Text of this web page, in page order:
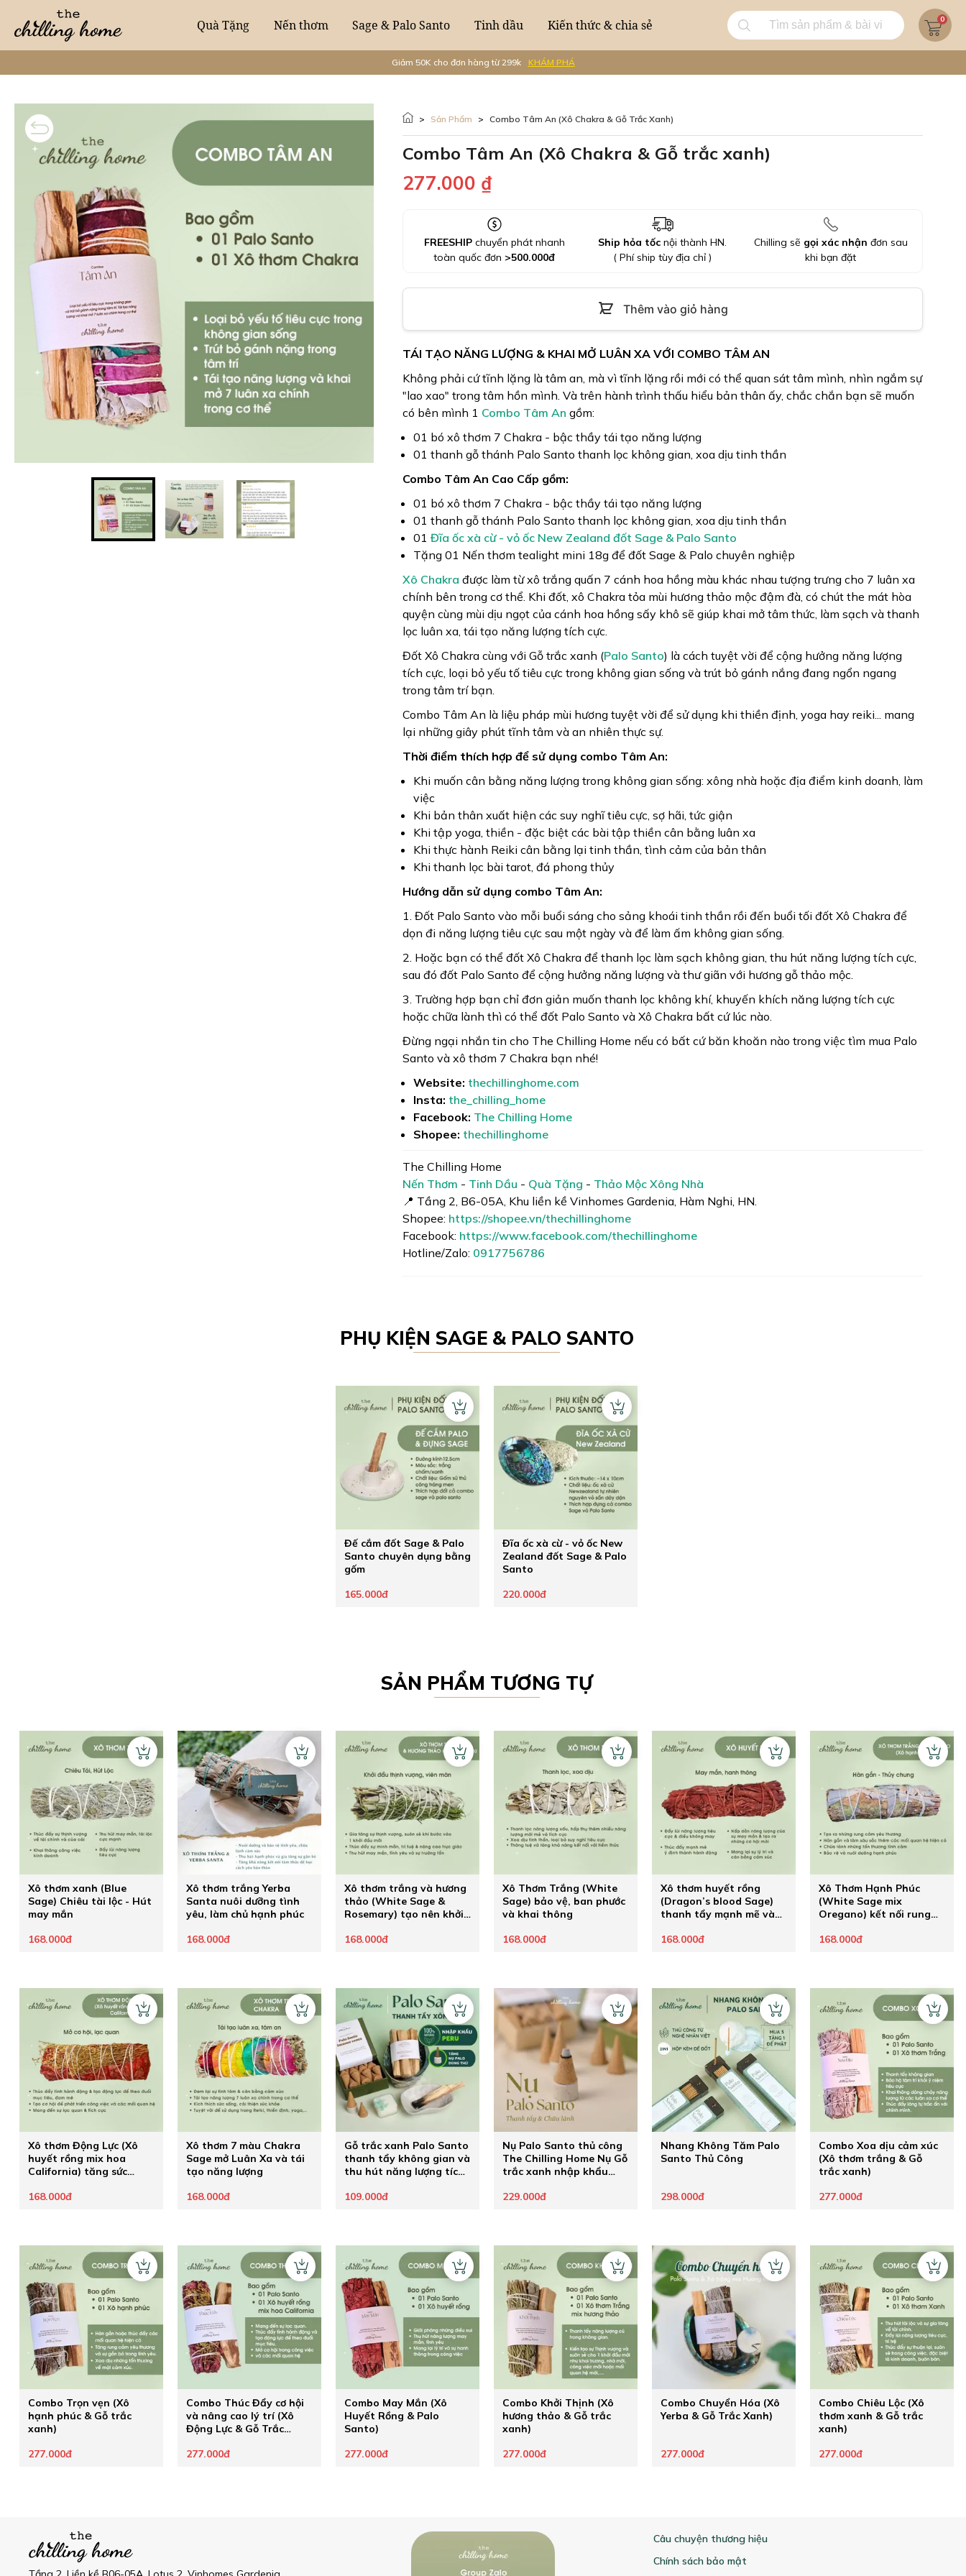
Quà Tặng Nến thơm Sage & Palo Santo Tinh dầu Kiến thức & chia sẻ 0
Giảm 50K cho đơn hàng từ 299k KHÁM PHÁ
> Sản Phẩm > Combo Tâm An (Xô Chakra & Gỗ Trắc Xanh)
Combo Tâm An (Xô Chakra & Gỗ trắc xanh)
277.000 ₫
FREESHIPchuyển phát nhanh
toàn quốc đơn >500.000đ
Ship hỏa tốc nội thành HN.
( Phí ship tùy địa chỉ )
Chilling sẽ gọi xác nhận đơn sau
khi bạn đặt
Thêm vào giỏ hàng
TÁI TẠO NĂNG LƯỢNG & KHAI MỞ LUÂN XA VỚI COMBO TÂM AN
Không phải cứ tĩnh lặng là tâm an, mà vì tĩnh lặng rồi mới có thể quan sát tâm mình, nhìn ngắm sự
"lao xao" trong tâm hồn mình. Và trên hành trình thấu hiểu bản thân ấy, chắc chắn bạn sẽ muốn
có bên mình 1 Combo Tâm An gồm:
01 bó xô thơm 7 Chakra - bậc thầy tái tạo năng lượng
01 thanh gỗ thánh Palo Santo thanh lọc không gian, xoa dịu tinh thần
Combo Tâm An Cao Cấp gồm:
01 bó xô thơm 7 Chakra - bậc thầy tái tạo năng lượng
01 thanh gỗ thánh Palo Santo thanh lọc không gian, xoa dịu tinh thần
01 Đĩa ốc xà cừ - vỏ ốc New Zealand đốt Sage & Palo Santo
Tặng 01 Nến thơm tealight mini 18g để đốt Sage & Palo chuyên nghiệp
Xô Chakra được làm từ xô trắng quấn 7 cánh hoa hồng màu khác nhau tượng trưng cho 7 luân xa
chính bên trong cơ thể. Khi đốt, xô Chakra tỏa mùi hương thảo mộc đậm đà, có chút the mát hòa
quyện cùng mùi dịu ngọt của cánh hoa hồng sấy khô sẽ giúp khai mở tâm thức, làm sạch và thanh
lọc luân xa, tái tạo năng lượng tích cực.
Đốt Xô Chakra cùng với Gỗ trắc xanh (Palo Santo) là cách tuyệt vời để cộng hưởng năng lượng
tích cực, loại bỏ yếu tố tiêu cực trong không gian sống và trút bỏ gánh nắng đang ngổn ngang
trong tâm trí bạn.
Combo Tâm An là liệu pháp mùi hương tuyệt vời để sử dụng khi thiền định, yoga hay reiki... mang
lại những giây phút tĩnh tâm và an nhiên thực sự.
Thời điểm thích hợp để sử dụng combo Tâm An:
Khi muốn cân bằng năng lượng trong không gian sống: xông nhà hoặc địa điểm kinh doanh, làm
việc
Khi bản thân xuất hiện các suy nghĩ tiêu cực, sợ hãi, tức giận
Khi tập yoga, thiền - đặc biệt các bài tập thiền cân bằng luân xa
Khi thực hành Reiki cân bằng lại tinh thần, tình cảm của bản thân
Khi thanh lọc bài tarot, đá phong thủy
Hướng dẫn sử dụng combo Tâm An:
1. Đốt Palo Santo vào mỗi buổi sáng cho sảng khoái tinh thần rồi đến buổi tối đốt Xô Chakra để
dọn đi năng lượng tiêu cực sau một ngày và để làm ấm không gian sống.
2. Hoặc bạn có thể đốt Xô Chakra để thanh lọc làm sạch không gian, thu hút năng lượng tích cực,
sau đó đốt Palo Santo để cộng hưởng năng lượng và thư giãn với hương gỗ thảo mộc.
3. Trường hợp bạn chỉ đơn giản muốn thanh lọc không khí, khuyến khích năng lượng tích cực
hoặc chữa lành thì có thể đốt Palo Santo và Xô Chakra bất cứ lúc nào.
Đừng ngại nhắn tin cho The Chilling Home nếu có bất cứ băn khoăn nào trong việc tìm mua Palo
Santo và xô thơm 7 Chakra bạn nhé!
Website: thechillinghome.com
Insta: the_chilling_home
Facebook: The Chilling Home
Shopee: thechillinghome
The Chilling Home
Nến Thơm - Tinh Dầu - Quà Tặng - Thảo Mộc Xông Nhà
📍 Tầng 2, B6-05A, Khu liền kề Vinhomes Gardenia, Hàm Nghi, HN.
Shopee: https://shopee.vn/thechillinghome
Facebook: https://www.facebook.com/thechillinghome
Hotline/Zalo: 0917756786
PHỤ KIỆN SAGE & PALO SANTO
Đế cắm đốt Sage & Palo
Santo chuyên dụng bằng
gốm
165.000đ
Đĩa ốc xà cừ - vỏ ốc New
Zealand đốt Sage & Palo
Santo
220.000đ
SẢN PHẨM TƯƠNG TỰ
Xô thơm xanh (Blue
Sage) Chiêu tài lộc - Hút
may mắn
168.000đ
Xô thơm trắng Yerba
Santa nuôi dưỡng tình
yêu, làm chủ hạnh phúc
168.000đ
Xô thơm trắng và hương
thảo (White Sage &
Rosemary) tạo nên khởi
168.000đ
Xô Thơm Trắng (White
Sage) bảo vệ, ban phước
và khai thông
168.000đ
Xô thơm huyết rồng
(Dragon’s blood Sage)
thanh tẩy mạnh mẽ và
168.000đ
Xô Thơm Hạnh Phúc
(White Sage mix
Oregano) kết nối rung
168.000đ
Xô thơm Động Lực (Xô
huyết rồng mix hoa
California) tăng sức
đam mê
168.000đ
Xô thơm 7 màu Chakra
Sage mở Luân Xa và tái
tạo năng lượng
168.000đ
Gỗ trắc xanh Palo Santo
thanh tẩy không gian và
thu hút năng lượng tích
109.000đ
Nụ Palo Santo thủ công
The Chilling Home Nụ Gỗ
trắc xanh nhập khẩu
gian
229.000đ
Nhang Không Tăm Palo
Santo Thủ Công
298.000đ
Combo Xoa dịu cảm xúc
(Xô thơm trắng & Gỗ
trắc xanh)
277.000đ
Combo Trọn vẹn (Xô
hạnh phúc & Gỗ trắc
xanh)
277.000đ
Combo Thúc Đẩy cơ hội
và nâng cao lý trí (Xô
Động Lực & Gỗ Trắc
277.000đ
Combo May Mắn (Xô
Huyết Rồng & Palo
Santo)
277.000đ
Combo Khởi Thịnh (Xô
hương thảo & Gỗ trắc
xanh)
277.000đ
Combo Chuyển Hóa (Xô
Yerba & Gỗ Trắc Xanh)
277.000đ
Combo Chiêu Lộc (Xô
thơm xanh & Gỗ trắc
xanh)
277.000đ
Câu chuyện thương hiệu
Chính sách bảo mật